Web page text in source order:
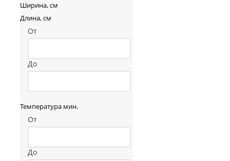
Ширина, см
Длина, см
От
До
Температура мин.
От
До